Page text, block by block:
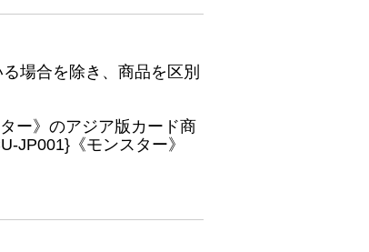
場合を除き、商品を区別
ー》のアジア版カード商
JP001}《モンスター》